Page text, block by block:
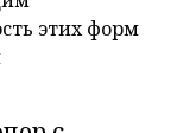
этих форм